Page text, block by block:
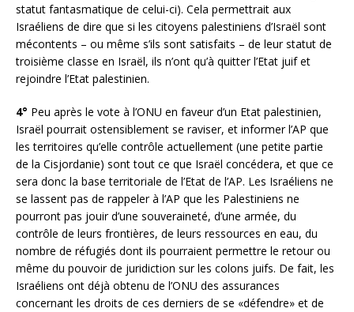
statut fantasmatique de celui-ci). Cela permettrait aux
Israéliens de dire que si les citoyens palestiniens d’Israël sont
mécontents – ou même s’ils sont satisfaits – de leur statut de
troisième classe en Israël, ils n’ont qu’à quitter l’Etat juif et
rejoindre l’Etat palestinien.
4° Peu après le vote à l’ONU en faveur d’un Etat palestinien,
Israël pourrait ostensiblement se raviser, et informer l’AP que
les territoires qu’elle contrôle actuellement (une petite partie
de la Cisjordanie) sont tout ce que Israël concédera, et que ce
sera donc la base territoriale de l’Etat de l’AP. Les Israéliens ne
se lassent pas de rappeler à l’AP que les Palestiniens ne
pourront pas jouir d’une souveraineté, d’une armée, du
contrôle de leurs frontières, de leurs ressources en eau, du
nombre de réfugiés dont ils pourraient permettre le retour ou
même du pouvoir de juridiction sur les colons juifs. De fait, les
Israéliens ont déjà obtenu de l’ONU des assurances
concernant les droits de ces derniers de se «défendre» et de